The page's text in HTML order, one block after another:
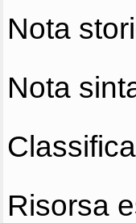
Nota
Nota
Risorsa